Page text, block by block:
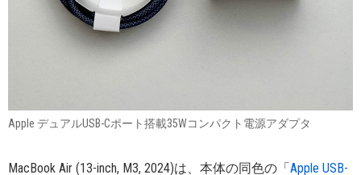
Apple デュアルUSB-Cポート搭載35Wコンパクト電源アダプタ
MacBook Air (13-inch, M3, 2024)は、本体の同色の「Apple USB-